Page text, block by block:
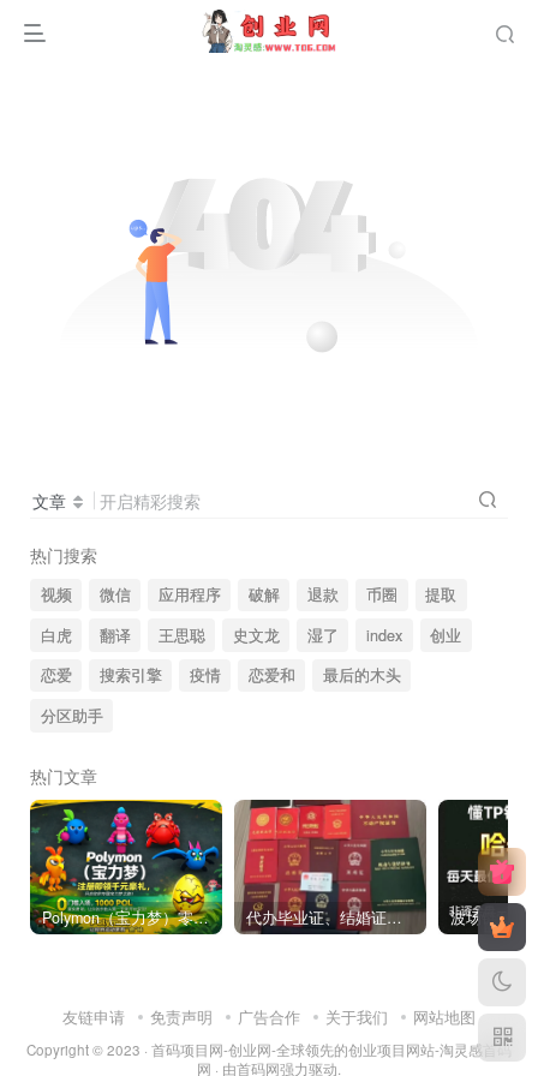
文章 开启精彩搜索
热门搜索
视频 微信 应用程序 破解 退款 币圈
提取
白虎
翻译 王思聪 史文龙 湿了 index
创业
恋爱
搜索引擎 疫情 恋爱和
最后的木头
分区助手
热门文章
Polymon（宝力梦）零撸链游天花板，稳定收益，轻松变现，今日全球首发！ 代办毕业证、结婚证、房产证、不动产权证书、离婚证、中专/大专/高中
友链申请 免责声明 广告合作 关于我们 网站地图
Copyright © 2023 · 首码项目网-创业网-全球领先的创业项目网站-淘灵感首码
网 · 由首码网强力驱动.